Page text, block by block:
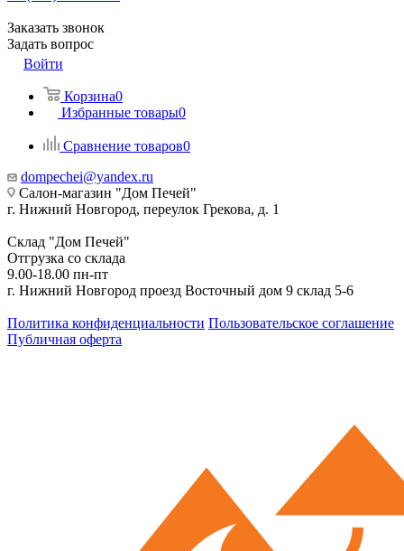
Заказать звонок
Задать вопрос
Войти
Корзина0
Избранные товары0
Сравнение товаров0
dompechei@yandex.ru
Салон-магазин "Дом Печей"
г. Нижний Новгород, переулок Грекова, д. 1
Склад "Дом Печей"
Отгрузка со склада
9.00-18.00 пн-пт
г. Нижний Новгород проезд Восточный дом 9 склад 5-6
Политика конфиденциальности Пользовательское соглашение
Публичная оферта